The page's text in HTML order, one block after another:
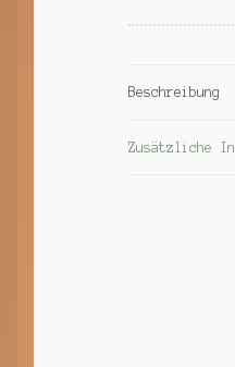
Beschreibung
Zusätzliche